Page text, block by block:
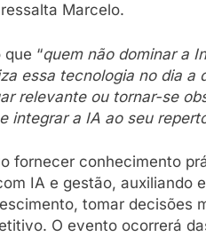
ressalta Marcelo.
“quem não dominar a
essa tecnologia no dia a
relevante ou tornar-se
integrar a IA ao seu
fornecer conhecimento
IA e gestão, auxiliando
tomar decisões
O evento ocorrerá